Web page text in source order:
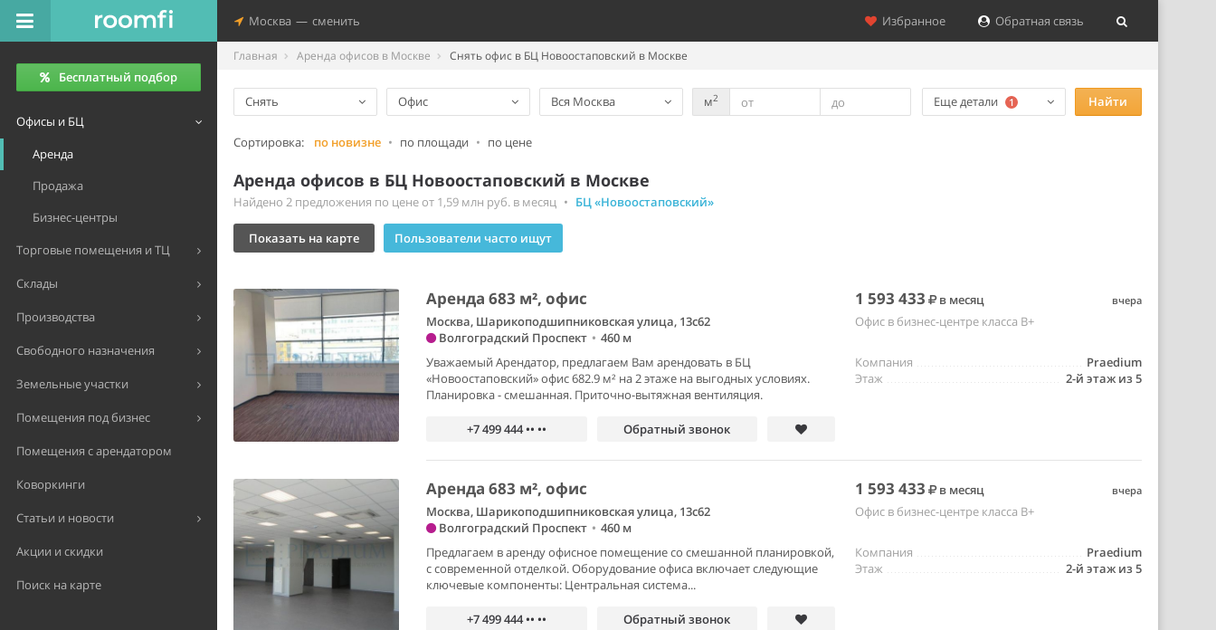
Москва — сменить Избранное Обратная связь
Бесплатный подбор
Офисы и БЦ
Аренда
Продажа
Бизнес-центры
Торговые помещения и ТЦ
Склады
Производства
Свободного назначения
Земельные участки
Помещения под бизнес
Помещения с арендатором
Коворкинги
Статьи и новости
Акции и скидки
Поиск на карте
Главная Аренда офисов в Москве Снять офис в БЦ Новоостаповский в Москве
Снять Офис Вся Москва м2 Еще детали 1 Найти
Сортировка: по новизне • по площади • по цене
Аренда офисов в БЦ Новоостаповский в Москве
Найдено 2 предложения по цене от 1,59 млн руб. в месяц • БЦ «Новоостаповский»
Показать на карте Пользователи часто ищут
Аренда 683 м², офис 1 593 433 в месяц вчера
Москва, Шарикоподшипниковская улица, 13с62
Волгоградский Проспект • 460 м
Офис в бизнес-центре класса B+
Уважаемый Арендатор, предлагаем Вам арендовать в БЦ
«Новоостаповский» офис 682.9 м² на 2 этаже на выгодных условиях.
Планировка - смешанная. Приточно-вытяжная вентиляция.
Praedium
Компания
2-й этаж из 5
Этаж
+7 499 444 •• •• Обратный звонок
Аренда 683 м², офис 1 593 433 в месяц вчера
Москва, Шарикоподшипниковская улица, 13с62
Волгоградский Проспект • 460 м
Офис в бизнес-центре класса B+
Предлагаем в аренду офисное помещение со смешанной планировкой,
с современной отделкой. Оборудование офиса включает следующие
ключевые компоненты: Центральная система...
Praedium
Компания
2-й этаж из 5
Этаж
+7 499 444 •• •• Обратный звонок